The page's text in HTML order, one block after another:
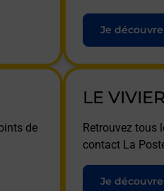
Je découvre
de
LE
Retrouvez tous
contact La
Je découvre